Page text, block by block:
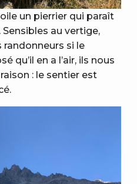
un pierrier qui paraît
au vertige,
si le
qu’il en a l’air, ils nous
: le sentier est